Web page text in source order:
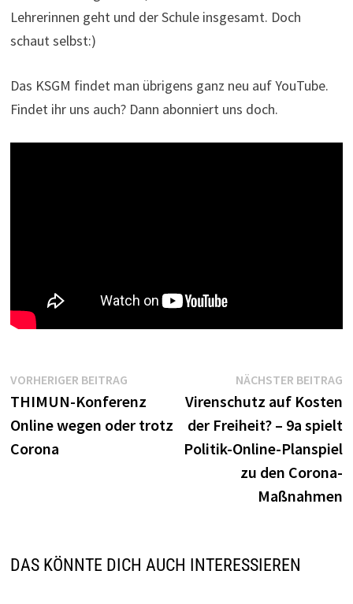
Lehrerinnen geht und der Schule insgesamt. Doch
schaut selbst:)
Das KSGM findet man übrigens ganz neu auf YouTube.
Findet ihr uns auch? Dann abonniert uns doch.
Beitragsnavigation
VORHERIGER BEITRAGVorheriger
Beitrag:
THIMUN-Konferenz
Online wegen oder trotz
Corona
NÄCHSTER BEITRAG
Virenschutz auf Kosten
der Freiheit? – 9a spielt
Politik-Online-Planspiel
zu den Corona-
Maßnahmen
DAS KÖNNTE DICH AUCH INTERESSIEREN